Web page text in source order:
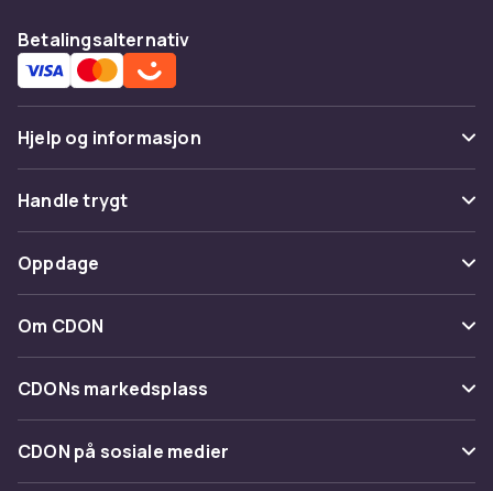
Betalingsalternativ
Hjelp og informasjon
Vanlige spørsmål
Spor pakke
Angre & returner her
Kontakt oss
Handle trygt
Betaling
Levering
Tilbakekallinger
Oppdage
Kategorier
Varemerker
Om CDON
Om oss
Kundeanmeldelser
Jobbe på CDON
CDONs markedsplass
Merchant Help Center
CDON på sosiale medier